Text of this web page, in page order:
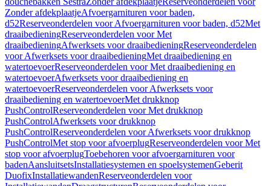
Zonder afdekplaatjeAfvoergarnituren voor baden,
d52Reserveonderdelen voor Afvoergarnituren voor baden, d52Met
draaibedieningReserveonderdelen voor Met
draaibedieningAfwerksets voor draaibedieningReserveonderdelen
voor Afwerksets voor draaibedieningMet draaibediening en
watertoevoerReserveonderdelen voor Met draaibediening en
watertoevoerAfwerksets voor draaibediening en
watertoevoerReserveonderdelen voor Afwerksets voor
draaibediening en watertoevoerMet drukknop
PushControlReserveonderdelen voor Met drukknop
PushControlAfwerksets voor drukknop
PushControlReserveonderdelen voor Afwerksets voor drukknop
PushControlMet stop voor afvoerplugReserveonderdelen voor Met
stop voor afvoerplugToebehoren voor afvoergarnituren voor
badenAansluitsetsInstallatiesystemen en spoelsystemenGeberit
DuofixInstallatiewandenReserveonderdelen voor